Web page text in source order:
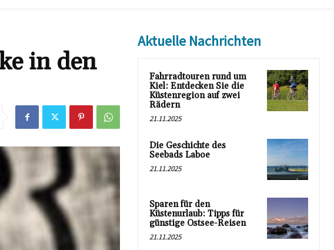
in den
Aktuelle Nachrichten
Fahrradtouren rund um
Kiel: Entdecken Sie die
Küstenregion auf zwei
Rädern
21.11.2025
Die Geschichte des
Seebads Laboe
21.11.2025
Sparen für den
Küstenurlaub: Tipps für
günstige Ostsee-Reisen
21.11.2025